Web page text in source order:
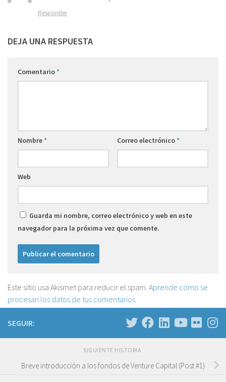
Responder
DEJA UNA RESPUESTA
Comentario*
Nombre* Correo electrónico*
Web
Guarda mi nombre, correo electrónico y web en este
navegador para la próxima vez que comente.
Este sitio usa Akismet para reducir el spam. Aprende cómo se
procesan los datos de tus comentarios.
SEGUIR:
SIGUIENTE HISTORIA
Breve introducción a los fondos de Venture Capital (Post #1)